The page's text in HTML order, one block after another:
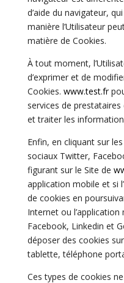
d’aide du navigateur,
manière l’Utilisateur
matière de Cookies.
À tout moment,
d’exprimer et de
Cookies. www.test.fr
services de prestataires
et traiter les
Enfin, en cliquant sur
sociaux Twitter,
figurant sur le Site de
application mobile et si
de cookies en
Internet ou l’application
Facebook, Linkedin et
déposer des cookies
tablette, téléphone
Ces types de cookies